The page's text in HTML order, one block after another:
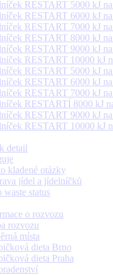
RESTART 5000 kJ
RESTART 6000 kJ
RESTART 7000 kJ
RESTART 8000 kJ
RESTART 9000 kJ
RESTART 10000 kJ
RESTART 5000 kJ
RESTART 6000 kJ
RESTART 7000 kJ
RESTARTÍ 8000 kJ
RESTART 9000 kJ
RESTART 10000 kJ
detail
kladené otázky
jídel a jídelníčků
waste status
o rozvozu
rozvozu
místa
dieta Brno
dieta Praha